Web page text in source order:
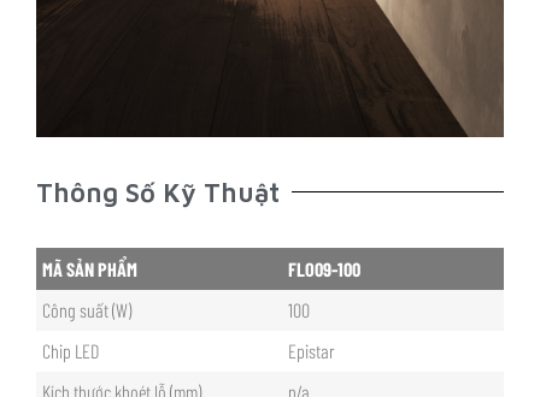
Thông Số Kỹ Thuật
MÃ SẢN PHẨM
FLO09-100
Công suất (W)
100
Chip LED
Epistar
Kích thước khoét lỗ (mm)
n/a